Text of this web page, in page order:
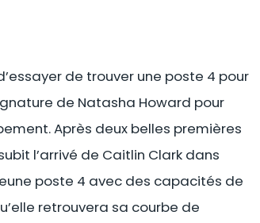
de trouver une poste 4 pour
de Natasha Howard pour
Après deux belles premières
l’arrivé de Caitlin Clark dans
poste 4 avec des capacités de
retrouvera sa courbe de